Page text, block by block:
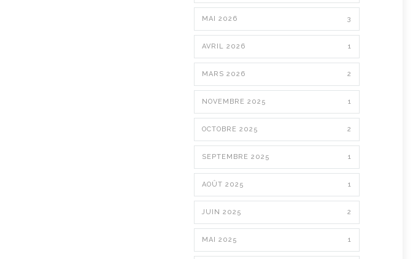
MAI 2026 3
AVRIL 2026 1
MARS 2026 2
NOVEMBRE 2025 1
OCTOBRE 2025 2
SEPTEMBRE 2025 1
AOÛT 2025 1
JUIN 2025 2
MAI 2025 1